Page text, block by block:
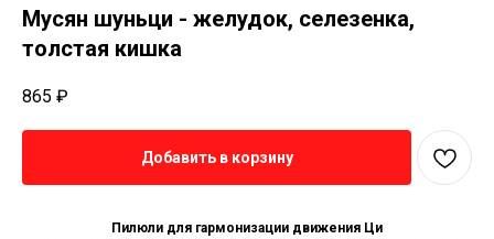
Мусян шуньци - желудок, селезенка,
толстая кишка
865 ₽
Добавить в корзину
Пилюли для гармонизации движения Ци